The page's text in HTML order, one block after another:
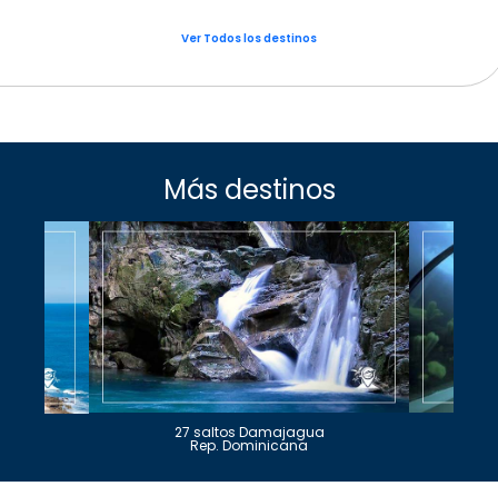
Ver Todos los destinos
Más destinos
27 saltos Damajagua
Rep. Dominicana